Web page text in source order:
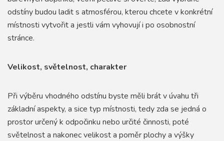
odstíny budou ladit s atmosférou, kterou chcete v konkrétní
místnosti vytvořit a jestli vám vyhovují i po osobnostní
stránce.
Velikost, světelnost, charakter
Při výběru vhodného odstínu byste měli brát v úvahu tři
základní aspekty, a sice typ místnosti, tedy zda se jedná o
prostor určený k odpočinku nebo určité činnosti, poté
světelnost a nakonec velikost a poměr plochy a výšky